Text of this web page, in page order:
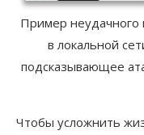
Пример неудачного
в локальной
подсказывающее
Чтобы усложнить